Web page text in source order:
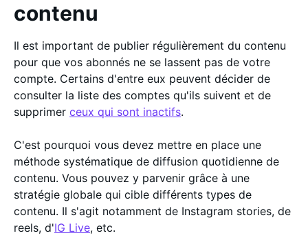
contenu
Il est important de publier régulièrement du contenu
pour que vos abonnés ne se lassent pas de votre
compte. Certains d'entre eux peuvent décider de
consulter la liste des comptes qu'ils suivent et de
supprimer ceux qui sont inactifs.
C'est pourquoi vous devez mettre en place une
méthode systématique de diffusion quotidienne de
contenu. Vous pouvez y parvenir grâce à une
stratégie globale qui cible différents types de
contenu. Il s'agit notamment de Instagram stories, de
reels, d'IG Live, etc.